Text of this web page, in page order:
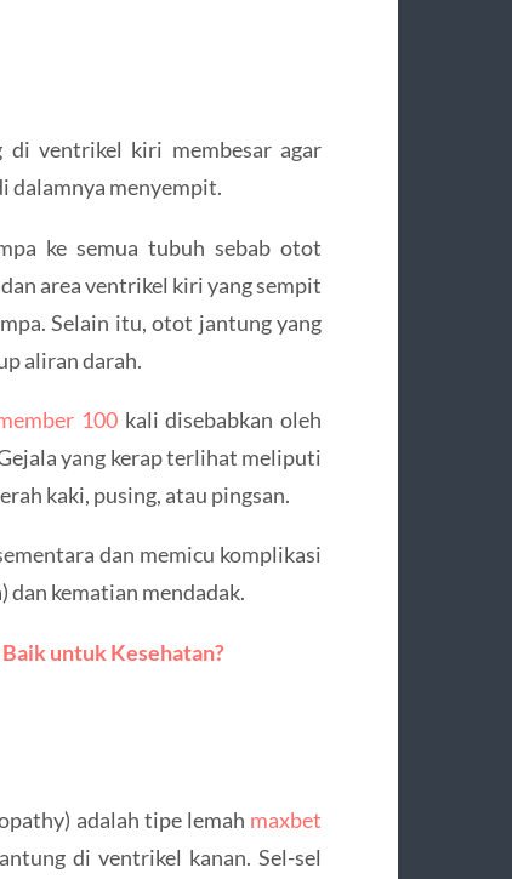
ventrikel kiri membesar agar
dalamnya menyempit.
ke semua tubuh sebab otot
area ventrikel kiri yang sempit
Selain itu, otot jantung yang
aliran darah.
100kali disebabkan oleh
yang kerap terlihat meliputi
kaki, pusing, atau pingsan.
dan memicu komplikasi
kematian mendadak.
untuk Kesehatan?
adalah tipe lemah maxbet
di ventrikel kanan. Sel-sel